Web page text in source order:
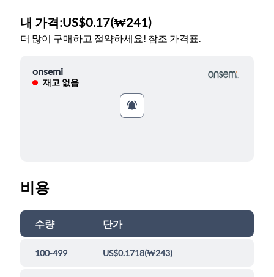
내 가격:US$0.17(₩241)
더 많이 구매하고 절약하세요! 참조 가격표.
onsemi
재고 없음
비용
수량 단가
100-499 US$0.1718(₩243)